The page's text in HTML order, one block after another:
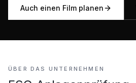
Auch einen Film planen
ÜBER DAS UNTERNEHMEN